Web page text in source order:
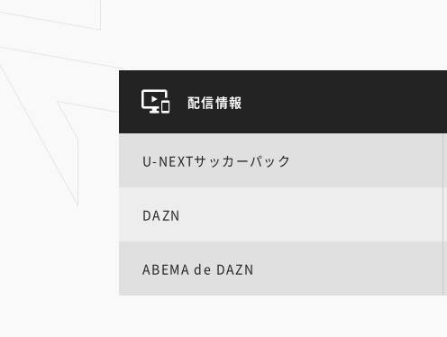
配信情報
U-NEXTサッカーパック
DAZN
ABEMA de DAZN